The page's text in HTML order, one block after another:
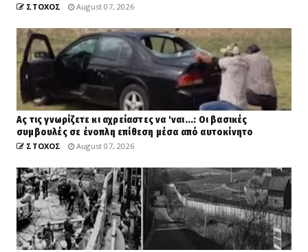
ΣΤΟΧΟΣ August 07, 2026
Ας τις γνωρίζετε κι αχρείαστες να 'ναι...: Οι βασικές
συμβουλές σε ένοπλη επίθεση μέσα από αυτοκίνητο
ΣΤΟΧΟΣ August 07, 2026